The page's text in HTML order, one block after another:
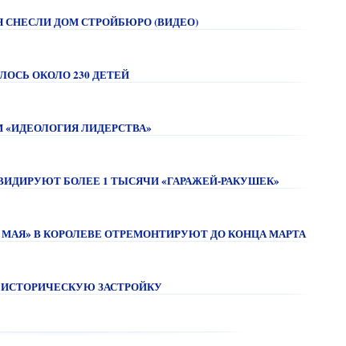
СНЕСЛИ ДОМ СТРОЙБЮРО (ВИДЕО)
ОКОЛО 230 ДЕТЕЙ
ЛИДЕРСТВА»
БОЛЕЕ 1 ТЫСЯЧИ «ГАРАЖЕЙ-РАКУШЕК»
В КОРОЛЕВЕ ОТРЕМОНТИРУЮТ ДО КОНЦА МАРТА
ЗАСТРОЙКУ